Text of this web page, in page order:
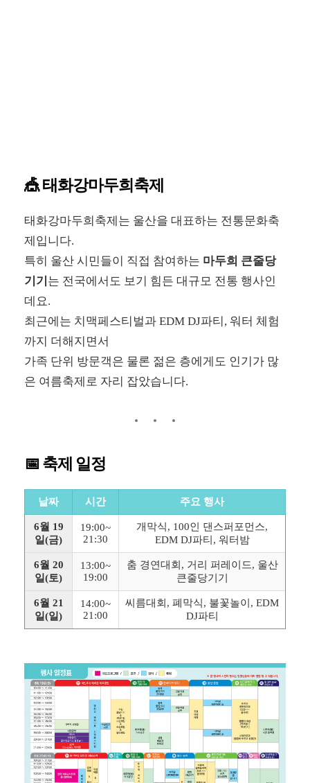
🎪 태화강마두희축제
태화강마두희축제는 울산을 대표하는 전통문화축
제입니다.
특히 울산 시민들이 직접 참여하는 마두희 큰줄당
기기 는 전국에서도 보기 힘든 대규모 전통 행사인
데요.
최근에는 치맥페스티벌과 EDM DJ파티, 워터 체험
까지 더해지면서
가족 단위 방문객은 물론 젊은 층에게도 인기가 많
은 여름축제로 자리 잡았습니다.
📅 축제 일정
날짜 시간 주요 행사
6월 19
일(금)
19:00~
21:30
개막식, 100인 댄스퍼포먼스,
EDM DJ파티, 워터밤
6월 20
일(토)
13:00~
19:00
춤 경연대회, 거리 퍼레이드, 울산
큰줄당기기
6월 21
일(일)
14:00~
21:00
씨름대회, 폐막식, 불꽃놀이, EDM
DJ파티